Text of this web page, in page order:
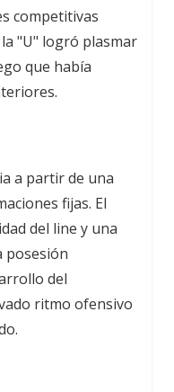
competitivas
"U" logró plasmar
que había
a partir de una
fijas. El
del line y una
posesión
del
ritmo ofensivo